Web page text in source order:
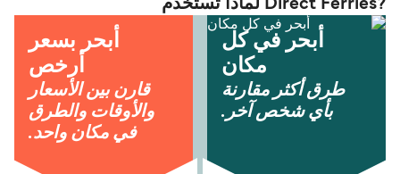
أبحر في كل
مكان
طرق أكثر مقارنة
بأي شخص آخر.
أبحر بسعر
أرخص
قارن بين الأسعار
والأوقات والطرق
في مكان واحد.